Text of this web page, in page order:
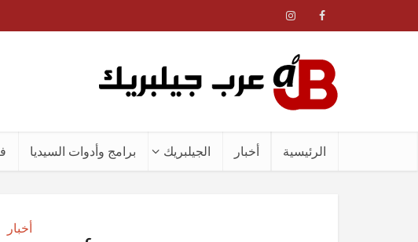
الرئيسية أخبار الجيلبريك برامج وأدوات السيديا
أخبار